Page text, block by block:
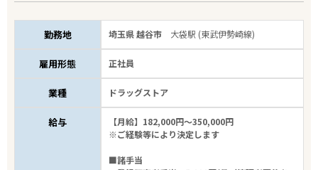
勤務地 埼玉県 越谷市 大袋駅 (東武伊勢崎線)
雇用形態 正社員
業種 ドラッグストア
給与
【月給】182,000円～350,000円
※ご経験等により決定します
■諸手当